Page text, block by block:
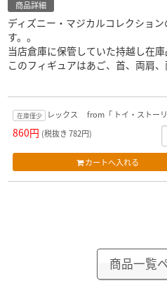
商品詳細
ディズニー・マジカルコレクショ
す。。
当店倉庫に保管していた持越し在庫
このフィギュアはあご、首、両肩、
在庫僅少 レックス from「 トイ・ストー
860円 (税抜き 782円)
商品一覧